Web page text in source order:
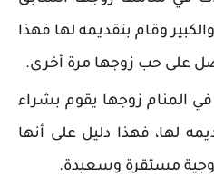
وقام بتقديمه لها فهذا
على حب زوجها مرة أخرى.
المنام زوجها يقوم بشراء
لها، فهذا دليل على أنها
مستقرة وسعيدة.